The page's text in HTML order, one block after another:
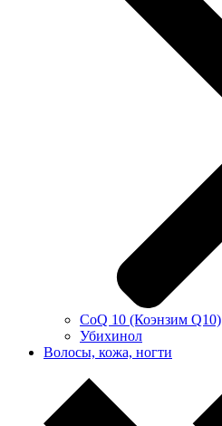
CoQ 10 (Коэнзим Q10)
Убихинол
Волосы, кожа, ногти